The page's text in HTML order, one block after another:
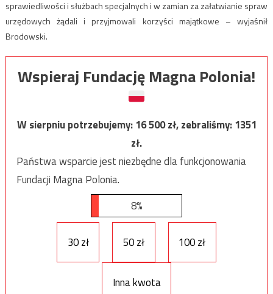
sprawiedliwości i służbach specjalnych i w zamian za załatwianie spraw
urzędowych żądali i przyjmowali korzyści majątkowe – wyjaśnił
Brodowski.
Wspieraj Fundację Magna Polonia!
W sierpniu potrzebujemy:16 500zł, zebraliśmy:1351
zł.
Państwa wsparcie jest niezbędne dla funkcjonowania
Fundacji Magna Polonia.
8%
30 zł 50 zł 100 zł
Inna kwota